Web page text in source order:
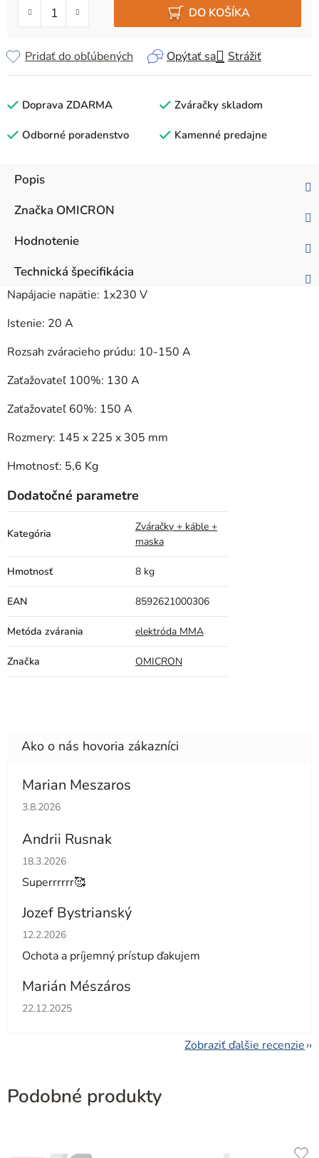
DO KOŠÍKA
Opýtať sa Strážiť
Pridať do obľúbených
Doprava ZDARMA Zváračky skladom
Odborné poradenstvo Kamenné predajne
Popis
Značka OMICRON
Hodnotenie
Technická špecifikácia
Napájacie napätie: 1x230 V
Istenie: 20 A
Rozsah zváracieho prúdu: 10-150 A
Zaťažovateľ 100%: 130 A
Zaťažovateľ 60%: 150 A
Rozmery: 145 x 225 x 305 mm
Hmotnosť: 5,6 Kg
Dodatočné parametre
Kategória
Zváračky + káble +
maska
Hmotnosť 8 kg
EAN 8592621000306
Metóda zvárania elektróda MMA
Značka OMICRON
Marian Meszaros
Hodnotenie obchodu je 5 z 5 hviezdičiek.
3.8.2026
Andrii Rusnak
Hodnotenie obchodu je 5 z 5 hviezdičiek.
18.3.2026
Superrrrrr🥰
Jozef Bystrianský
Hodnotenie obchodu je 5 z 5 hviezdičiek.
12.2.2026
Ochota a príjemný prístup ďakujem
Marián Mészáros
Hodnotenie obchodu je 5 z 5 hviezdičiek.
22.12.2025
Zobraziť ďalšie recenzie
Podobné produkty